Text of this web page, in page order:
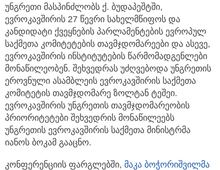
უნგრეთი მასპინძლობს ქ. ბუდაპეშტში,
ევროკავშირის 27 წევრი სახელმწიფოს და
კანდიდატი ქვეყნების პარლამენტების ევროპულ
საქმეთა კომიტეტების თავმჯდომარეები და ასევე,
ევროკავშირის ინსტიტუტების წარმომადგენლები
მონაწილეობენ. შეხვედრას უძღვებოდა უნგრეთის
ეროვნული ასამბლეის ევროკავშირის საქმეთა
კომიტეტის თავმჯდომარე ზოლტან ტეშეი.
ევროკავშირის უნგრეთის თავმჯდომარეობის
პრიორიტეტები შეხვედრის მონაწილეებს
უნგრეთის ევროკავშირის საქმეთა მინისტრმა
იანოს ბოკამ გააცნო.
კონფერენციის ფარგლებში, მაკა ბოჭორიშვილმა